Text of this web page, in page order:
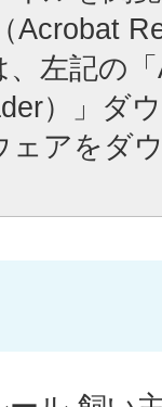
Acrobat
左記の
）」ダ
ェアをダ